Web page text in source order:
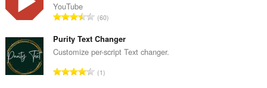
a
c
e
:
l
c
z
a
w
t
a
l
YouTube
C
ł
k
w
60
Purity Text Changer
Customize per-script Text changer.
C1